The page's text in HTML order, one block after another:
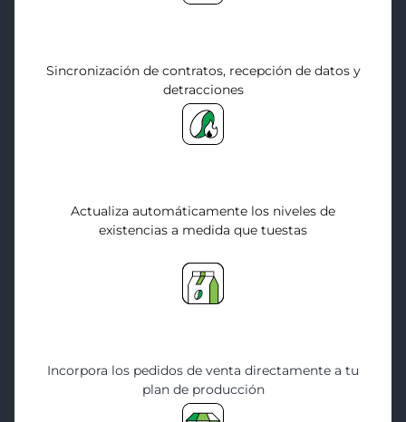
Sincronización de contratos, recepción de datos y
detracciones
Actualiza automáticamente los niveles de
existencias a medida que tuestas
Incorpora los pedidos de venta directamente a tu
plan de producción